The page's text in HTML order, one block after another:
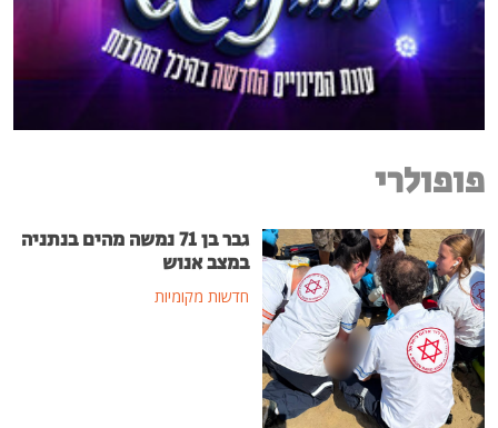
פופולרי
גבר בן 71 נמשה מהים בנתניה
במצב אנוש
חדשות מקומיות